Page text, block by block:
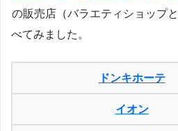
の販売店（バラエティショップ
べてみました。
ドンキホーテ
イオン